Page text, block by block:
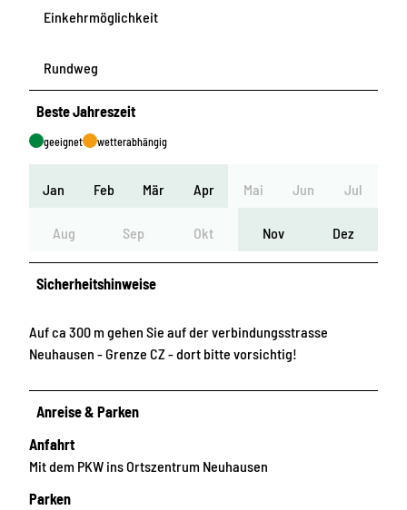
Einkehrmöglichkeit
Rundweg
Beste Jahreszeit
geeignet wetterabhängig
Jan Feb Mär Apr Mai Jun Jul
Aug Sep Okt Nov Dez
Sicherheitshinweise
Auf ca 300 m gehen Sie auf der verbindungsstrasse
Neuhausen - Grenze CZ - dort bitte vorsichtig!
Anreise & Parken
Anfahrt
Mit dem PKW ins Ortszentrum Neuhausen
Parken